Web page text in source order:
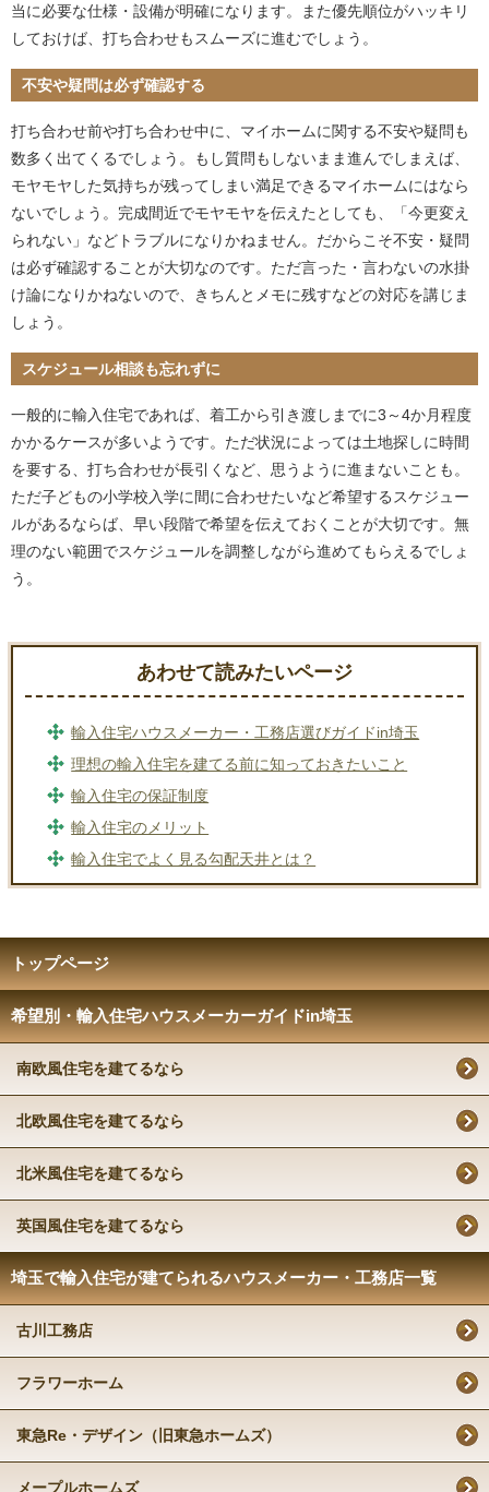
当に必要な仕様・設備が明確になります。また優先順位がハッキリ
しておけば、打ち合わせもスムーズに進むでしょう。
不安や疑問は必ず確認する
打ち合わせ前や打ち合わせ中に、マイホームに関する不安や疑問も
数多く出てくるでしょう。もし質問もしないまま進んでしまえば、
モヤモヤした気持ちが残ってしまい満足できるマイホームにはなら
ないでしょう。完成間近でモヤモヤを伝えたとしても、「今更変え
られない」などトラブルになりかねません。だからこそ不安・疑問
は必ず確認することが大切なのです。ただ言った・言わないの水掛
け論になりかねないので、きちんとメモに残すなどの対応を講じま
しょう。
スケジュール相談も忘れずに
一般的に輸入住宅であれば、着工から引き渡しまでに3～4か月程度
かかるケースが多いようです。ただ状況によっては土地探しに時間
を要する、打ち合わせが長引くなど、思うように進まないことも。
ただ子どもの小学校入学に間に合わせたいなど希望するスケジュー
ルがあるならば、早い段階で希望を伝えておくことが大切です。無
理のない範囲でスケジュールを調整しながら進めてもらえるでしょ
う。
あわせて読みたいページ
輸入住宅ハウスメーカー・工務店選びガイドin埼玉
理想の輸入住宅を建てる前に知っておきたいこと
輸入住宅の保証制度
輸入住宅のメリット
輸入住宅でよく見る勾配天井とは？
トップページ
希望別・輸入住宅ハウスメーカーガイドin埼玉
南欧風住宅を建てるなら
北欧風住宅を建てるなら
北米風住宅を建てるなら
英国風住宅を建てるなら
埼玉で輸入住宅が建てられるハウスメーカー・工務店一覧
古川工務店
フラワーホーム
東急Re・デザイン（旧東急ホームズ）
メープルホームズ